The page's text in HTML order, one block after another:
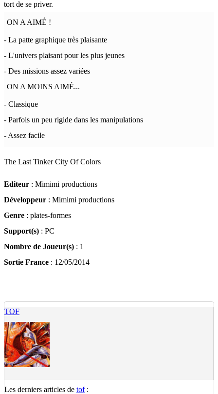
tort de se priver.
ON A AIMÉ !
- La patte graphique très plaisante
- L'univers plaisant pour les plus jeunes
- Des missions assez variées
ON A MOINS AIMÉ...
- Classique
- Parfois un peu rigide dans les manipulations
- Assez facile
The Last Tinker City Of Colors
Editeur : Mimimi productions
Développeur : Mimimi productions
Genre : plates-formes
Support(s) : PC
Nombre de Joueur(s) : 1
Sortie France : 12/05/2014
TOF
Les derniers articles de tof: